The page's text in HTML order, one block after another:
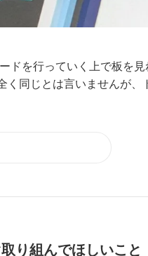
ドを行っていく上で板を見
く同じとは言いませんが、
り組んでほしいこと